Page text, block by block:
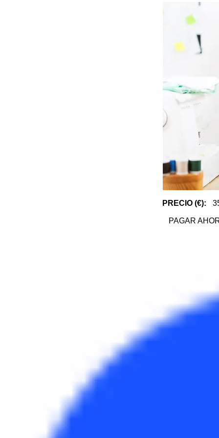
PRECIO (€):
PAGAR